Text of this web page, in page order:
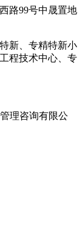
路99号中晟置地
理咨询有限公